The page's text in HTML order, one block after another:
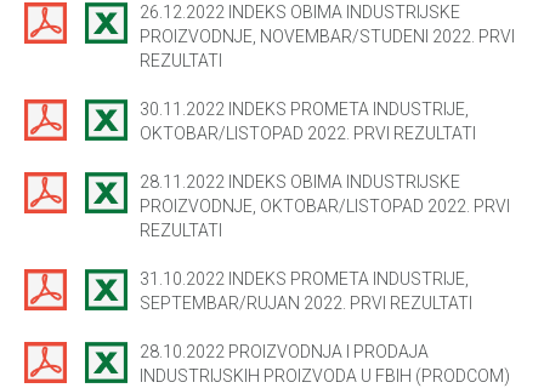
26.12.2022 INDEKS OBIMA INDUSTRIJSKE
PROIZVODNJE, NOVEMBAR/STUDENI 2022. PRVI
REZULTATI
30.11.2022 INDEKS PROMETA INDUSTRIJE,
OKTOBAR/LISTOPAD 2022. PRVI REZULTATI
28.11.2022 INDEKS OBIMA INDUSTRIJSKE
PROIZVODNJE, OKTOBAR/LISTOPAD 2022. PRVI
REZULTATI
31.10.2022 INDEKS PROMETA INDUSTRIJE,
SEPTEMBAR/RUJAN 2022. PRVI REZULTATI
28.10.2022 PROIZVODNJA I PRODAJA
INDUSTRIJSKIH PROIZVODA U FBIH (PRODCOM)